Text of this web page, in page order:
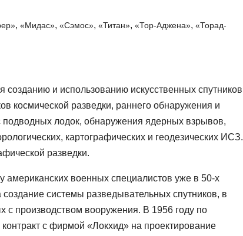
, «Мидас», «Сэмос», «Титан», «Тор-Аджена», «Торад-
и использованию искусственных спутников
космической разведки, раннего обнаружения и
подводных лодок, обнаружения ядерных взрывов,
картографических и геодезических ИСЗ.
разведки.
военных специалистов уже в 50-х
создание системы разведывательных спутников, в
с производством вооружения. В 1956 году по
с фирмой «Локхид» на проектирование